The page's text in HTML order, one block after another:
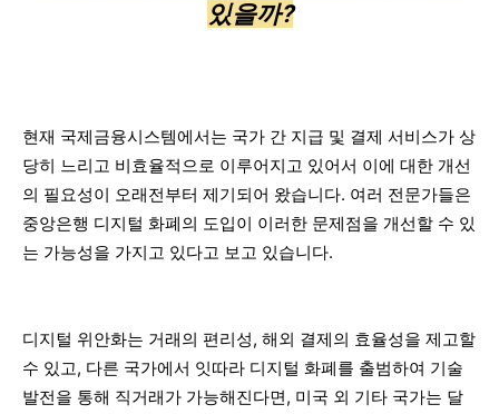
있을까?
현재 국제금융시스템에서는 국가 간 지급 및 결제 서비스가 상
당히 느리고 비효율적으로 이루어지고 있어서 이에 대한 개선
의 필요성이 오래전부터 제기되어 왔습니다. 여러 전문가들은
중앙은행 디지털 화폐의 도입이 이러한 문제점을 개선할 수 있
는 가능성을 가지고 있다고 보고 있습니다.
디지털 위안화는 거래의 편리성, 해외 결제의 효율성을 제고할
수 있고, 다른 국가에서 잇따라 디지털 화폐를 출범하여 기술
발전을 통해 직거래가 가능해진다면, 미국 외 기타 국가는 달